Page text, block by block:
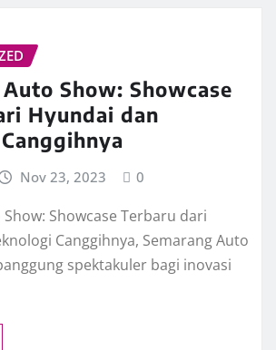
Show: Showcase
Hyundai dan
Nov 23, 2023 0
Showcase Terbaru dari
Canggihnya, Semarang Auto
spektakuler bagi inovasi